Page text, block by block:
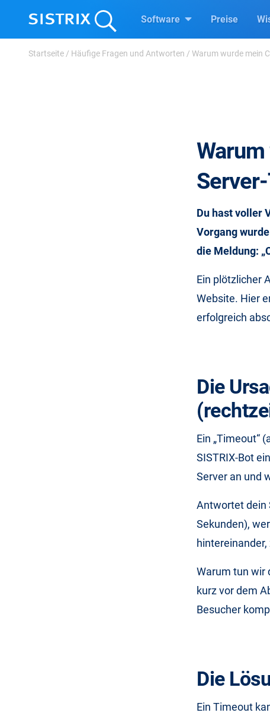
Software Preise
Startseite / Häufige Fragen und Antworten / Warum wurde mein
Du hast voller
Vorgang
die Meldung:
Ein plötzlicher
Website. Hier
erfolgreich
Die
Ein „Timeout“
SISTRIX-Bot
Server an und
Antwortet dein
Sekunden),
hintereinander,
Warum tun wir
kurz vor dem
Besucher
Die
Ein Timeout